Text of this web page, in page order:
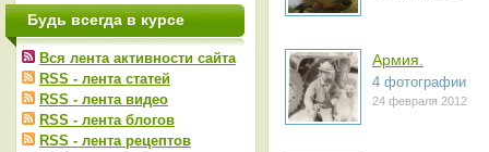
Армия.
4 фотографии
24 февраля 2012
Будь всегда в курсе
Вся лента активности сайта
RSS - лента статей
RSS - лента видео
RSS - лента блогов
RSS - лента рецептов